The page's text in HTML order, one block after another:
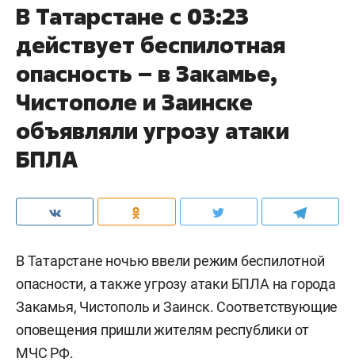
В Татарстане с 03:23
действует беспилотная
опасность – в Закамье,
Чистополе и Заинске
объявляли угрозу атаки
БПЛА
В Татарстане ночью ввели режим беспилотной
опасности, а также угрозу атаки БПЛА на города
Закамья, Чистополь и Заинск. Соответствующие
оповещения пришли жителям республики от
МЧС РФ.